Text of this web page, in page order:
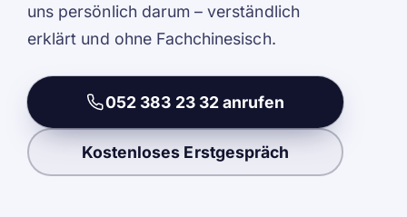
uns persönlich darum – verständlich
erklärt und ohne Fachchinesisch.
052 383 23 32 anrufen
Kostenloses Erstgespräch